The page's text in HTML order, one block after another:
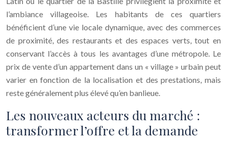
l’ambiance villageoise. Les habitants de ces quartiers
bénéficient d’une vie locale dynamique, avec des commerces
de proximité, des restaurants et des espaces verts, tout en
conservant l’accès à tous les avantages d’une métropole. Le
prix de vente d’un appartement dans un « village » urbain peut
varier en fonction de la localisation et des prestations, mais
reste généralement plus élevé qu’en banlieue.
Les nouveaux acteurs du marché :
transformer l’offre et la demande